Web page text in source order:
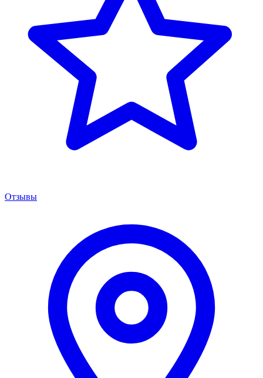
Отзывы
Менеджер сервиса
Онлайн · отвечаем за 5 мин
Здравствуйте! 👋 Подскажите марку,
модель и год вашего авто — расскажу про